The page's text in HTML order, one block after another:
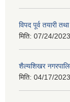
विपद पूर्व तयारी
मिति: 07/24/
शैल्यशिखर
मिति: 04/17/